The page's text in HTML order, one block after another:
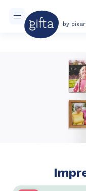
by
Livraison